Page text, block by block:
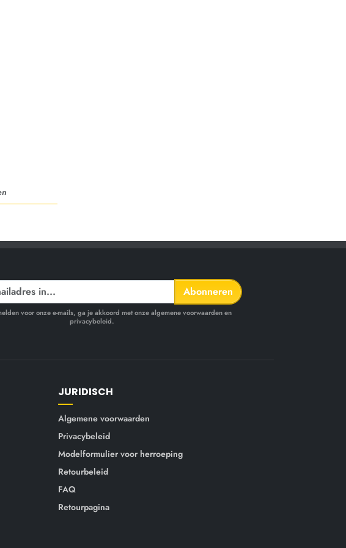
Abonneren
voor onze e-mails, ga je akkoord met onze algemene voorwaarden en
privacybeleid.
JURIDISCH
Algemene voorwaarden
Privacybeleid
Modelformulier voor herroeping
Retourbeleid
FAQ
Retourpagina